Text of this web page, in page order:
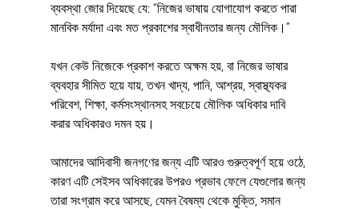
ব্যবস্থা জোর দিয়েছে যে: “নিজের ভাষায় যোগাযোগ করতে পারা
মানবিক মর্যাদা এবং মত প্রকাশের স্বাধীনতার জন্য মৌলিক।”
যখন কেউ নিজেকে প্রকাশ করতে অক্ষম হয়, বা নিজের ভাষার
ব্যবহার সীমিত হয়ে যায়, তখন খাদ্য, পানি, আশ্রয়, স্বাস্থ্যকর
পরিবেশ, শিক্ষা, কর্মসংস্থানসহ সবচেয়ে মৌলিক অধিকার দাবি
করার অধিকারও দমন হয়।
আমাদের আদিবাসী জনগণের জন্য এটি আরও গুরুত্বপূর্ণ হয়ে ওঠে,
কারণ এটি সেইসব অধিকারের উপরও প্রভাব ফেলে যেগুলোর জন্য
তারা সংগ্রাম করে আসছে, যেমন বৈষম্য থেকে মুক্তি, সমান